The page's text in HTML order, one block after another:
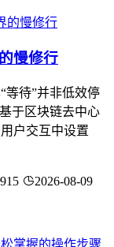
慢修行
等待”并非低效停
于区块链去中心
户交互中设置
915 2026-08-09